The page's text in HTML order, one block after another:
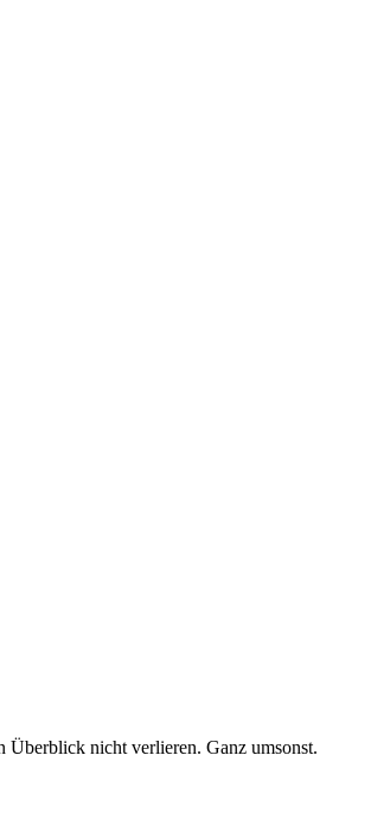
Überblick nicht verlieren. Ganz umsonst.